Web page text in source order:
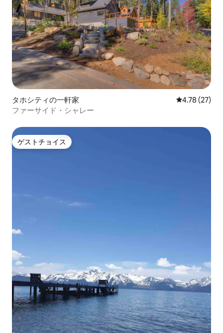
タホシティの一軒家 レビュー27
4.78 (27)
ファーサイド・シャレー
ゲストチョイス
ゲストチョイス